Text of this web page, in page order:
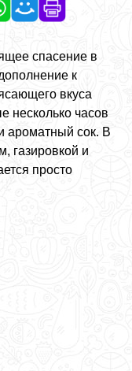
спасение в
к
вкуса
несколько часов
ароматный сок. В
газировкой и
просто